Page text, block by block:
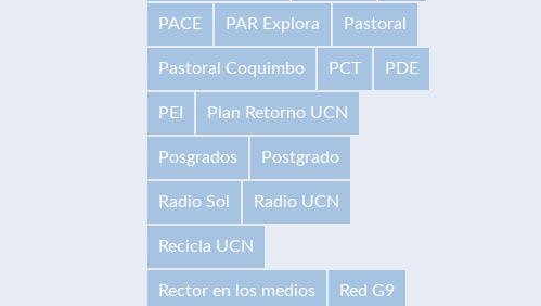
PACE PAR Explora Pastoral
Pastoral Coquimbo PCT PDE
PEI Plan Retorno UCN
Posgrados Postgrado
Radio Sol Radio UCN
Recicla UCN
Rector en los medios Red G9